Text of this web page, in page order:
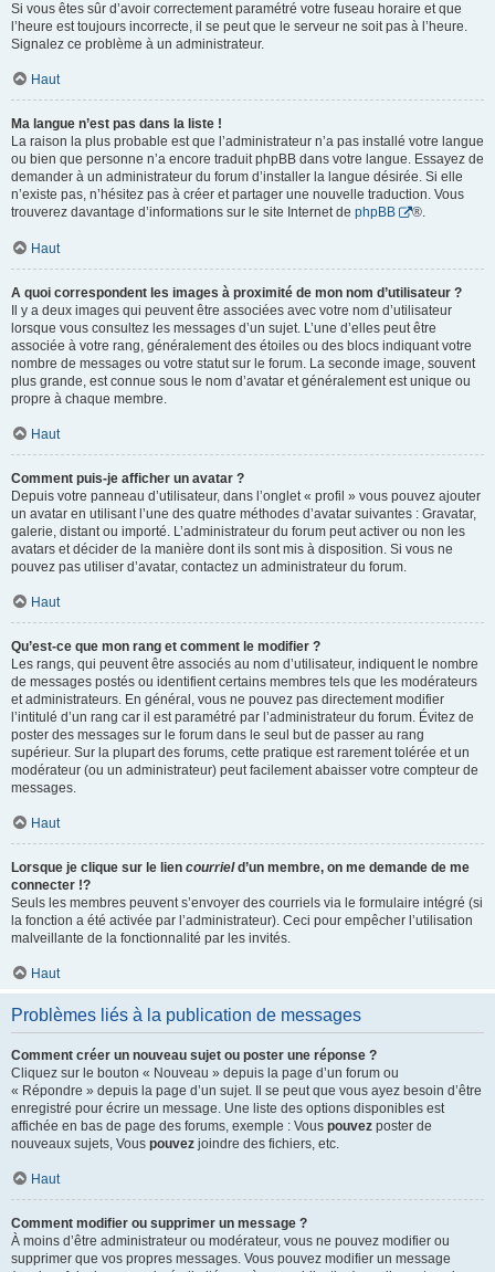
Si vous êtes sûr d’avoir correctement paramétré votre fuseau horaire et que
l’heure est toujours incorrecte, il se peut que le serveur ne soit pas à l’heure.
Signalez ce problème à un administrateur.
Haut
Ma langue n’est pas dans la liste !
La raison la plus probable est que l’administrateur n’a pas installé votre langue
ou bien que personne n’a encore traduit phpBB dans votre langue. Essayez de
demander à un administrateur du forum d’installer la langue désirée. Si elle
n’existe pas, n’hésitez pas à créer et partager une nouvelle traduction. Vous
trouverez davantage d’informations sur le site Internet de phpBB ®.
Haut
A quoi correspondent les images à proximité de mon nom d’utilisateur ?
Il y a deux images qui peuvent être associées avec votre nom d’utilisateur
lorsque vous consultez les messages d’un sujet. L’une d’elles peut être
associée à votre rang, généralement des étoiles ou des blocs indiquant votre
nombre de messages ou votre statut sur le forum. La seconde image, souvent
plus grande, est connue sous le nom d’avatar et généralement est unique ou
propre à chaque membre.
Haut
Comment puis-je afficher un avatar ?
Depuis votre panneau d’utilisateur, dans l’onglet « profil » vous pouvez ajouter
un avatar en utilisant l’une des quatre méthodes d’avatar suivantes : Gravatar,
galerie, distant ou importé. L’administrateur du forum peut activer ou non les
avatars et décider de la manière dont ils sont mis à disposition. Si vous ne
pouvez pas utiliser d’avatar, contactez un administrateur du forum.
Haut
Qu’est-ce que mon rang et comment le modifier ?
Les rangs, qui peuvent être associés au nom d’utilisateur, indiquent le nombre
de messages postés ou identifient certains membres tels que les modérateurs
et administrateurs. En général, vous ne pouvez pas directement modifier
l’intitulé d’un rang car il est paramétré par l’administrateur du forum. Évitez de
poster des messages sur le forum dans le seul but de passer au rang
supérieur. Sur la plupart des forums, cette pratique est rarement tolérée et un
modérateur (ou un administrateur) peut facilement abaisser votre compteur de
messages.
Haut
Lorsque je clique sur le lien courrield’un membre, on me demande de me
connecter !?
Seuls les membres peuvent s’envoyer des courriels via le formulaire intégré (si
la fonction a été activée par l’administrateur). Ceci pour empêcher l’utilisation
malveillante de la fonctionnalité par les invités.
Haut
Problèmes liés à la publication de messages
Comment créer un nouveau sujet ou poster une réponse ?
Cliquez sur le bouton « Nouveau » depuis la page d’un forum ou
« Répondre » depuis la page d’un sujet. Il se peut que vous ayez besoin d’être
enregistré pour écrire un message. Une liste des options disponibles est
affichée en bas de page des forums, exemple : Vous pouvez poster de
nouveaux sujets, Vous pouvez joindre des fichiers, etc.
Haut
Comment modifier ou supprimer un message ?
À moins d’être administrateur ou modérateur, vous ne pouvez modifier ou
supprimer que vos propres messages. Vous pouvez modifier un message